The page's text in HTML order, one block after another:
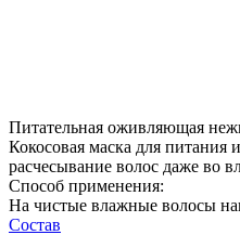
Питательная оживляющая
Кокосовая маска для питания
расчесывание волос даже во
Способ применения:
На чистые влажные волосы
Состав